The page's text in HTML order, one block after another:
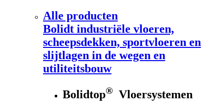
Alle producten
Bolidt industriële vloeren,
scheepsdekken, sportvloeren en
slijtlagen in de wegen en
utiliteitsbouw
Bolidtop® Vloersystemen